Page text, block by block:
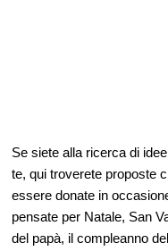
Se siete alla ricerca di
te, qui troverete proposte
essere donate in
pensate per Natale, San
del papà, il compleanno